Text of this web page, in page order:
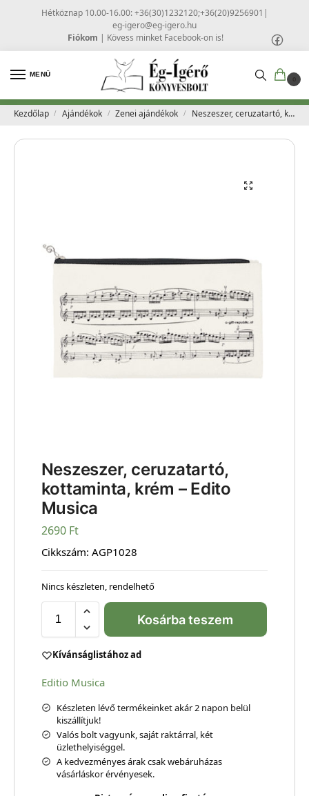
Hétköznap 10.00-16.00: +36(30)1232120;+36(20)9256901 |
eg-igero@eg-igero.hu
Fiókom | Kövess minket Facebook-on is!
MENÜ
0
Kezdőlap / Ajándékok / Zenei ajándékok / Neszeszer, ceruzatartó, kottaminta, krém – Edito Musica
Neszeszer, ceruzatartó,
kottaminta, krém – Edito
Musica
2690 Ft
Cikkszám: AGP1028
Nincs készleten, rendelhető
Kosárba teszem
Kívánságlistához ad
Editio Musica
Készleten lévő termékeinket akár 2 napon belül
kiszállítjuk!
Valós bolt vagyunk, saját raktárral, két
üzlethelyiséggel.
A kedvezményes árak csak webáruházas
vásárláskor érvényesek.